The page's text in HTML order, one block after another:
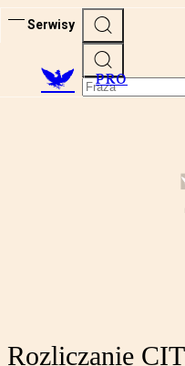
Serwisy
PRO
Rozliczanie